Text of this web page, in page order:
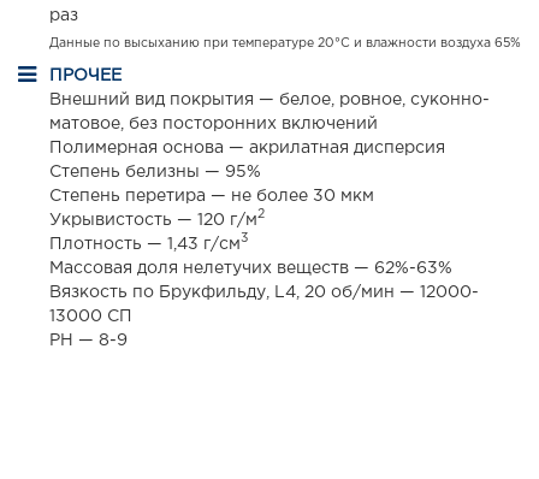
раз
Данные по высыханию при температуре 20°С и влажности воздуха 65%
ПРОЧЕЕ
Внешний вид покрытия — белое, ровное, суконно-
матовое, без посторонних включений
Полимерная основа — акрилатная дисперсия
Степень белизны — 95%
Степень перетира — не более 30 мкм
Укрывистость — 120 г/м2
Плотность — 1,43 г/см3
Массовая доля нелетучих веществ — 62%-63%
Вязкость по Брукфильду, L4, 20 об/мин — 12000-
13000 СП
PH — 8-9